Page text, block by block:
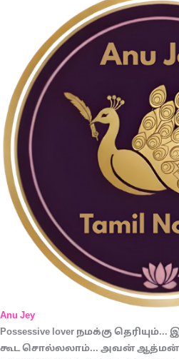
Anu Jey
Possessive lover நமக்கு
கூட சொல்லலாம்... அவன் ஆத்மன்